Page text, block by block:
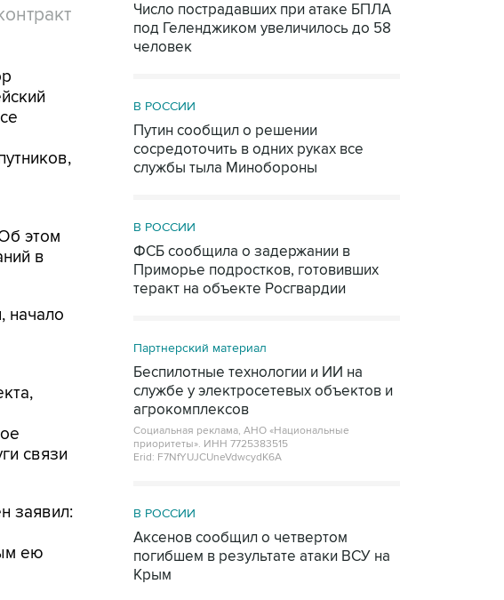
этом
в
начало
связи
заявил:
ею
Число пострадавших при атаке БПЛА
под Геленджиком увеличилось до 58
человек
В РОССИИ
Путин сообщил о решении
сосредоточить в одних руках все
службы тыла Минобороны
В РОССИИ
ФСБ сообщила о задержании в
Приморье подростков, готовивших
теракт на объекте Росгвардии
Партнерский материал
Беспилотные технологии и ИИ на
службе у электросетевых объектов и
агрокомплексов
Социальная реклама, АНО «Национальные
приоритеты». ИНН 7725383515
Erid: F7NfYUJCUneVdwcydK6A
В РОССИИ
Аксенов сообщил о четвертом
погибшем в результате атаки ВСУ на
Крым